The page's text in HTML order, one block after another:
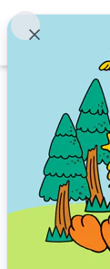
Buscar
Family
ABCs and 123s
Healthy Minds
Tough Topics
Courses and
Games and